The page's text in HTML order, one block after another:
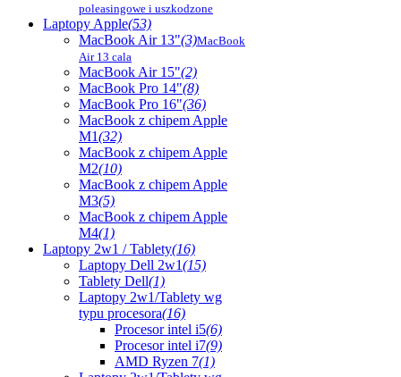
poleasingowe i uszkodzone
Laptopy Apple(53)
MacBook Air 13"(3)MacBook
Air 13 cala
MacBook Air 15"(2)
MacBook Pro 14"(8)
MacBook Pro 16"(36)
MacBook z chipem Apple
M1(32)
MacBook z chipem Apple
M2(10)
MacBook z chipem Apple
M3(5)
MacBook z chipem Apple
M4(1)
Laptopy 2w1 / Tablety(16)
Laptopy Dell 2w1(15)
Tablety Dell(1)
Laptopy 2w1/Tablety wg
typu procesora(16)
Procesor intel i5(6)
Procesor intel i7(9)
AMD Ryzen 7(1)